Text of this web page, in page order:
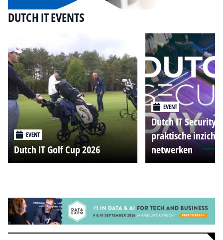
DUTCH IT EVENTS
EVENT
Dutch IT Golf Cup 2026
EVENT
Dutch IT Security
praktische
netwerken